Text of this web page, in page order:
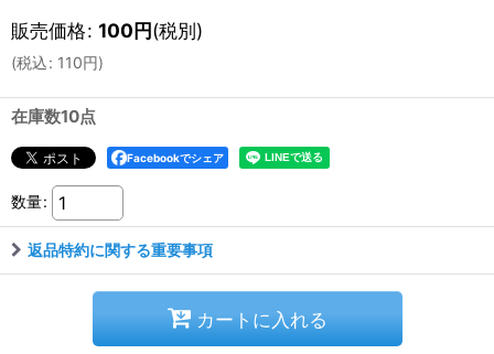
販売価格: 100円(税別)
(税込: 110円)
在庫数10点
Facebookでシェア
数量:
返品特約に関する重要事項
カートに入れる